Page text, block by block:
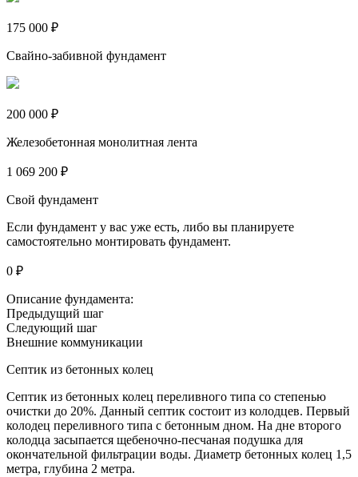
175 000 ₽
Свайно-забивной фундамент
200 000 ₽
Железобетонная монолитная лента
1 069 200 ₽
Свой фундамент
Если фундамент у вас уже есть, либо вы планируете
самостоятельно монтировать фундамент.
0 ₽
Описание фундамента:
Предыдущий шаг
Следующий шаг
Внешние коммуникации
Септик из бетонных колец
Септик из бетонных колец переливного типа со степенью
очистки до 20%. Данный септик состоит из колодцев. Первый
колодец переливного типа с бетонным дном. На дне второго
колодца засыпается щебеночно-песчаная подушка для
окончательной фильтрации воды. Диаметр бетонных колец 1,5
метра, глубина 2 метра.